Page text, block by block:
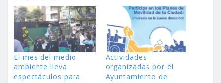
El mes del medio
ambiente lleva
espectáculos para
Actividades
organizadas por el
Ayuntamiento de